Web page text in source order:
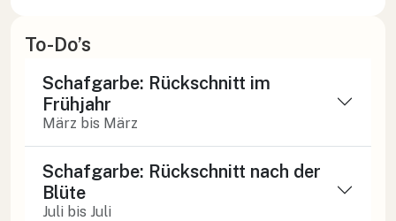
To-Do’s
Schafgarbe: Rückschnitt im
Frühjahr
März bis März
Schafgarbe: Rückschnitt nach der
Blüte
Juli bis Juli